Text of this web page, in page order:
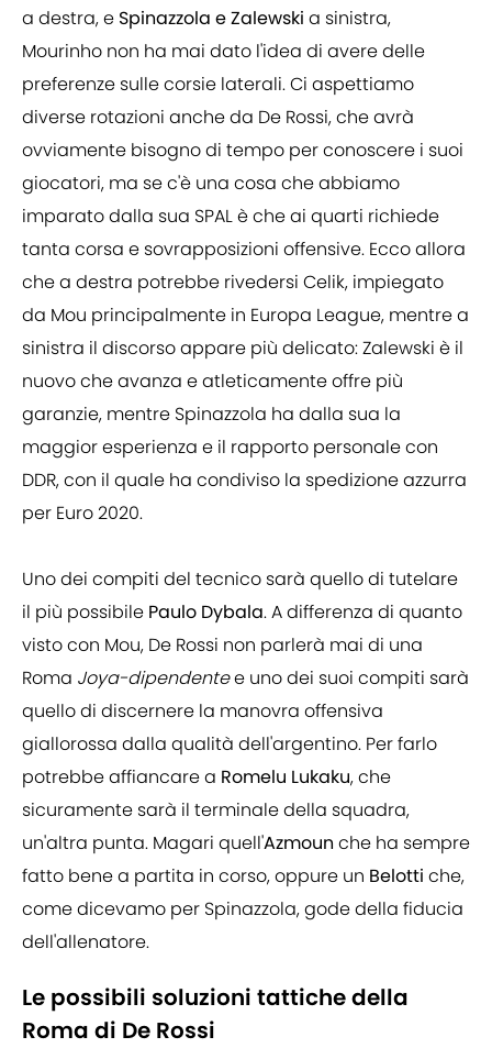
a destra, e Spinazzola e Zalewski a sinistra,
Mourinho non ha mai dato l'idea di avere delle
preferenze sulle corsie laterali. Ci aspettiamo
diverse rotazioni anche da De Rossi, che avrà
ovviamente bisogno di tempo per conoscere i suoi
giocatori, ma se c'è una cosa che abbiamo
imparato dalla sua SPAL è che ai quarti richiede
tanta corsa e sovrapposizioni offensive. Ecco allora
che a destra potrebbe rivedersi Celik, impiegato
da Mou principalmente in Europa League, mentre a
sinistra il discorso appare più delicato: Zalewski è il
nuovo che avanza e atleticamente offre più
garanzie, mentre Spinazzola ha dalla sua la
maggior esperienza e il rapporto personale con
DDR, con il quale ha condiviso la spedizione azzurra
per Euro 2020.
Uno dei compiti del tecnico sarà quello di tutelare
il più possibile Paulo Dybala. A differenza di quanto
visto con Mou, De Rossi non parlerà mai di una
Roma Joya-dipendentee uno dei suoi compiti sarà
quello di discernere la manovra offensiva
giallorossa dalla qualità dell'argentino. Per farlo
potrebbe affiancare a Romelu Lukaku, che
sicuramente sarà il terminale della squadra,
un'altra punta. Magari quell'Azmoun che ha sempre
fatto bene a partita in corso, oppure un Belotti che,
come dicevamo per Spinazzola, gode della fiducia
dell'allenatore.
Le possibili soluzioni tattiche della
Roma di De Rossi